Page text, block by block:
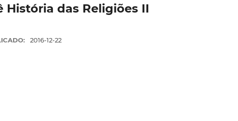
História das Religiões II
2016-12-22